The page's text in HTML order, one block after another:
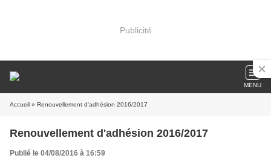
Publicité
MENU
Accueil » Renouvellement d'adhésion 2016/2017
Renouvellement d'adhésion 2016/2017
Publié le 04/08/2016 à 16:59